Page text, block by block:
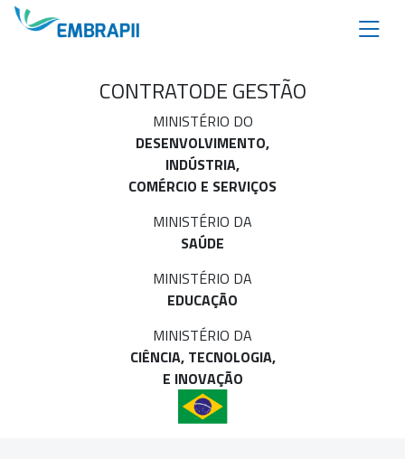
CONTRATODE GESTÃO
MINISTÉRIO DO
DESENVOLVIMENTO,
INDÚSTRIA,
COMÉRCIO E SERVIÇOS
MINISTÉRIO DA
SAÚDE
MINISTÉRIO DA
EDUCAÇÃO
MINISTÉRIO DA
CIÊNCIA, TECNOLOGIA,
E INOVAÇÃO